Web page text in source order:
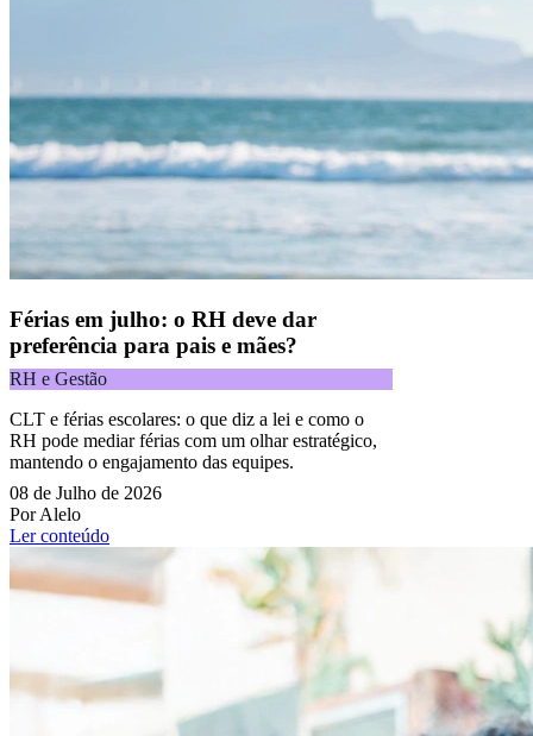
Férias em julho: o RH deve dar
preferência para pais e mães?
RH e Gestão
CLT e férias escolares: o que diz a lei e como o
RH pode mediar férias com um olhar estratégico,
mantendo o engajamento das equipes.
08 de Julho de 2026
Por Alelo
Ler conteúdo